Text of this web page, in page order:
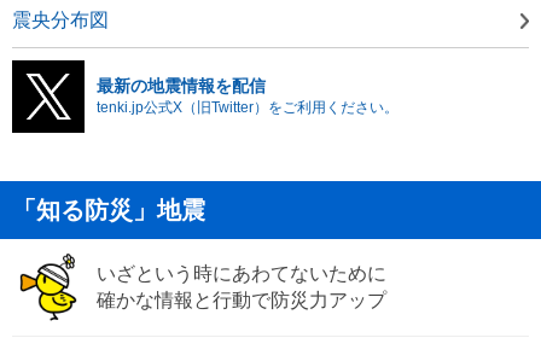
震央分布図
最新の地震情報を配信
tenki.jp公式X（旧Twitter）をご利用ください。
「知る防災」地震
いざという時にあわてないために
確かな情報と行動で防災力アップ